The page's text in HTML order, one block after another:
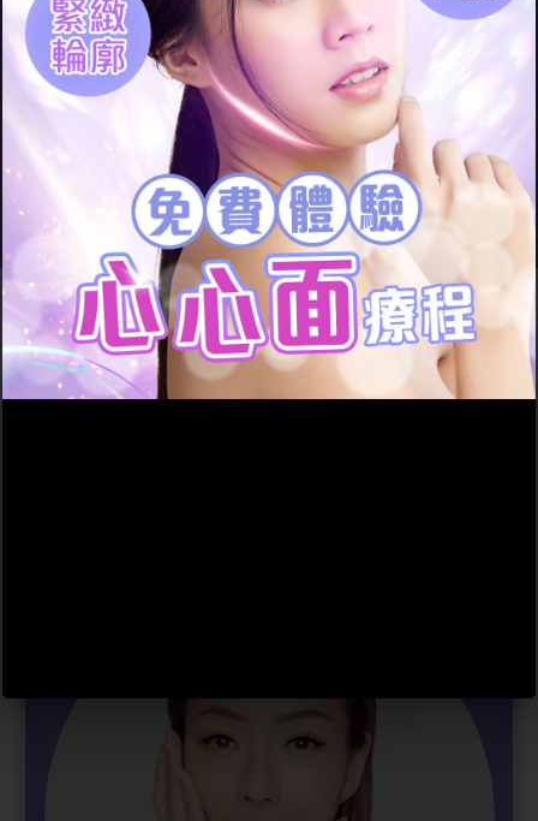
初老肌、包包面想有年輕緊緻
的心心面？直接做心心面療程
吧！
皮膚科醫生認為面膜不是
必需的護膚品！若想對抗